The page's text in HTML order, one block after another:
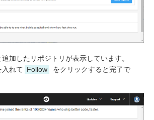
加したリポジトリが表示しています。
入れて Follow
をクリックすると完了で